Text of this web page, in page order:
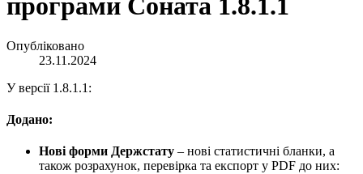
програми Соната 1.8.1.1
Опубліковано
23.11.2024
У версії 1.8.1.1:
Додано:
Нові форми Держстату – нові статистичні бланки, а
також розрахунок, перевірка та експорт у PDF до них: